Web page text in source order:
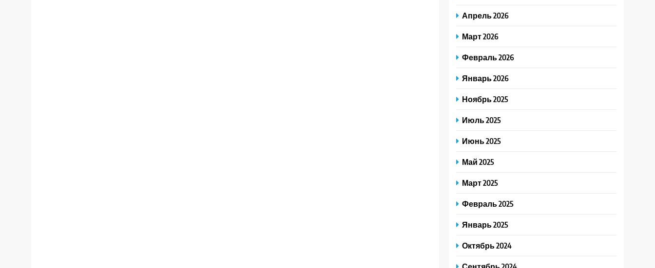
Апрель 2026
Март 2026
Февраль 2026
Январь 2026
Ноябрь 2025
Июль 2025
Июнь 2025
Май 2025
Март 2025
Февраль 2025
Январь 2025
Октябрь 2024